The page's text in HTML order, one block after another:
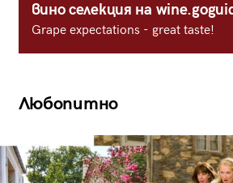
вино селекция на
Grape expectations - great taste!
Любопитно